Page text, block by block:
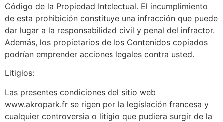
Código de la Propiedad Intelectual. El incumplimiento
de esta prohibición constituye una infracción que puede
dar lugar a la responsabilidad civil y penal del infractor.
Además, los propietarios de los Contenidos copiados
podrían emprender acciones legales contra usted.
Litigios:
Las presentes condiciones del sitio web
www.akropark.fr se rigen por la legislación francesa y
cualquier controversia o litigio que pudiera surgir de la